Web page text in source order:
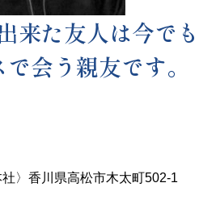
来た友人は今でも
会う親友です。
〉香川県高松市木太町502-1